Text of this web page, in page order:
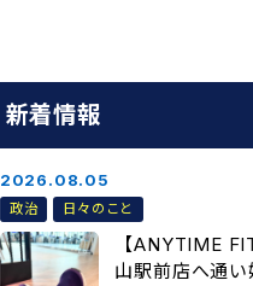
新着情報
2026.08.05
政治 日々のこと
【ANYTIME
山駅前店へ通い